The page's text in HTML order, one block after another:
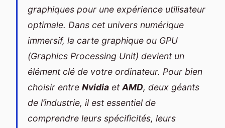
graphiques pour une expérience utilisateur
optimale. Dans cet univers numérique
immersif, la carte graphique ou GPU
(Graphics Processing Unit) devient un
élément clé de votre ordinateur. Pour bien
choisir entre Nvidia etAMD, deux géants
de l’industrie, il est essentiel de
comprendre leurs spécificités, leurs